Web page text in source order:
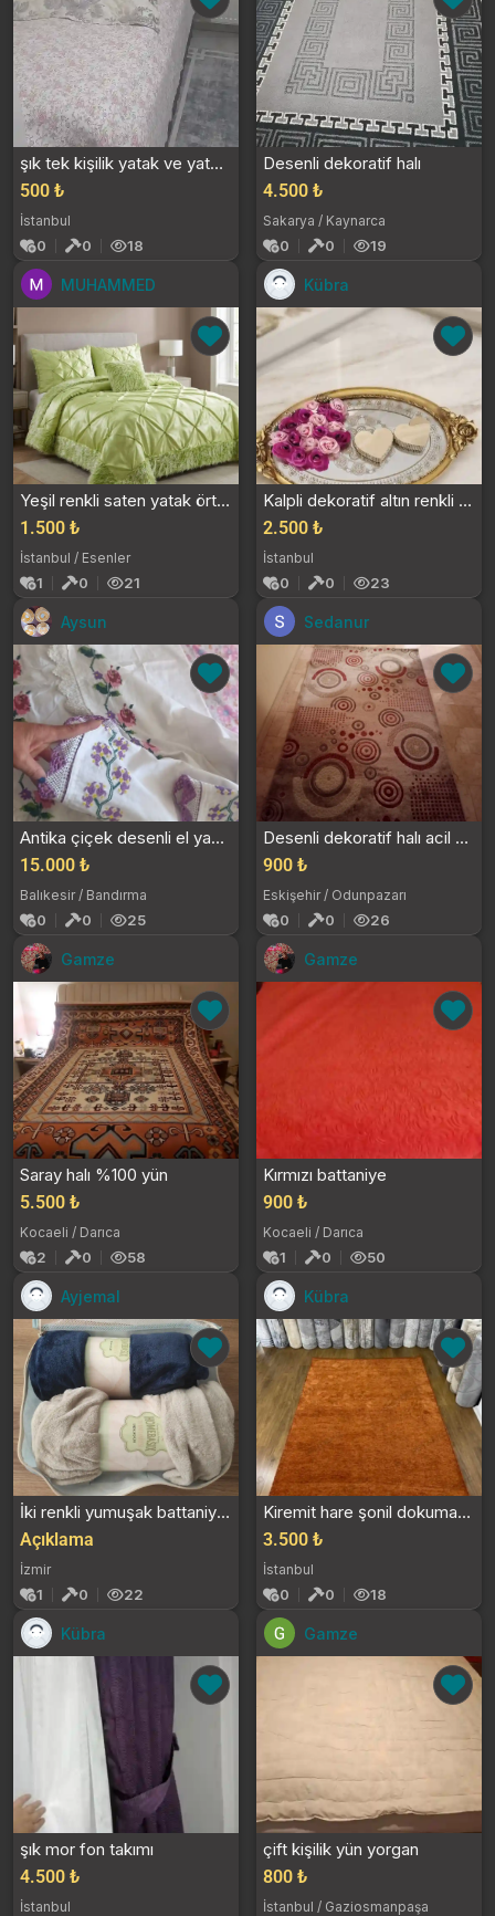
şık tek kişilik yatak ve yatak örtüsü
500 ₺
İstanbul
0 0 18
Desenli dekoratif halı
4.500 ₺
Sakarya / Kaynarca
0 0 19
MUHAMMED
Yeşil renkli saten yatak örtüsü takımı
1.500 ₺
İstanbul / Esenler
1 0 21
Kübra
Kalpli dekoratif altın renkli söz-nişan tepsisi
2.500 ₺
İstanbul
0 0 23
Aysun
Antika çiçek desenli el yapımı kanaviçe 80 yıllık...
15.000 ₺
Balıkesir / Bandırma
0 0 25
Sedanur
Desenli dekoratif halı acil satılık
900 ₺
Eskişehir / Odunpazarı
0 0 26
Gamze
Saray halı %100 yün
5.500 ₺
Kocaeli / Darıca
2 0 58
Gamze
Kırmızı battaniye
900 ₺
Kocaeli / Darıca
1 0 50
Ayjemal
İki renkli yumuşak battaniye bej ve lacivert 130×...
Açıklama
İzmir
1 0 22
Kübra
Kiremit hare şonil dokuma halı
3.500 ₺
İstanbul
0 0 18
Kübra
şık mor fon takımı
4.500 ₺
İstanbul
Gamze
çift kişilik yün yorgan
800 ₺
İstanbul / Gaziosmanpaşa